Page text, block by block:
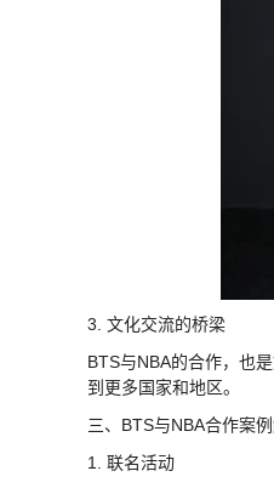
3. 文化交流的桥梁
BTS与NBA的合作，也
到更多国家和地区。
三、BTS与NBA合作案
1. 联名活动